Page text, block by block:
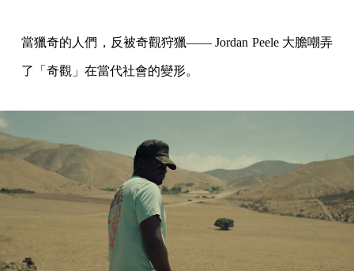
當獵奇的人們，反被奇觀狩獵—— Jordan Peele 大膽嘲弄
了「奇觀」在當代社會的變形。